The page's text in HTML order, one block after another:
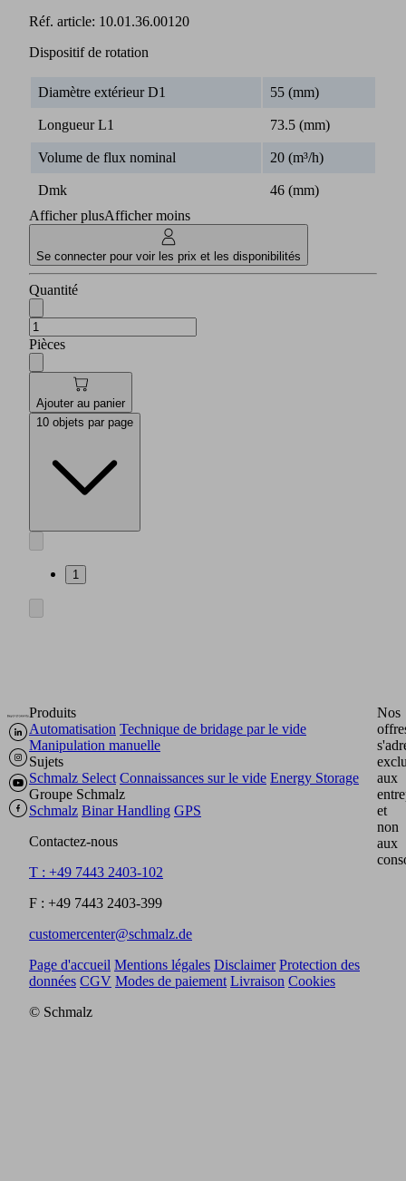
Réf. article: 10.01.36.00120
Dispositif de rotation
Diamètre extérieur D1 55 (mm)
Longueur L1 73.5 (mm)
Volume de flux nominal 20 (m³/h)
Dmk
46 (mm)
Afficher plusAfficher moins
Se connecter pour voir les prix et les disponibilités
Quantité
Pièces
Ajouter au panier
10 objets par page
1
Produits
Automatisation Technique de bridage par le vide
Manipulation manuelle
Sujets
Schmalz Select Connaissances sur le vide Energy Storage
Groupe Schmalz
Schmalz Binar Handling GPS
Contactez-nous
T : +49 7443 2403-102
F : +49 7443 2403-399
customercenter@schmalz.de
Nos
aux
et
non
aux
Page d'accueil Mentions légales Disclaimer Protection des
données CGV Modes de paiement Livraison Cookies
© Schmalz